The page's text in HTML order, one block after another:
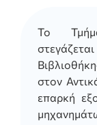
Το Τμήμ
στεγάζεται
Βιβ
στον
επαρκή
μηχα